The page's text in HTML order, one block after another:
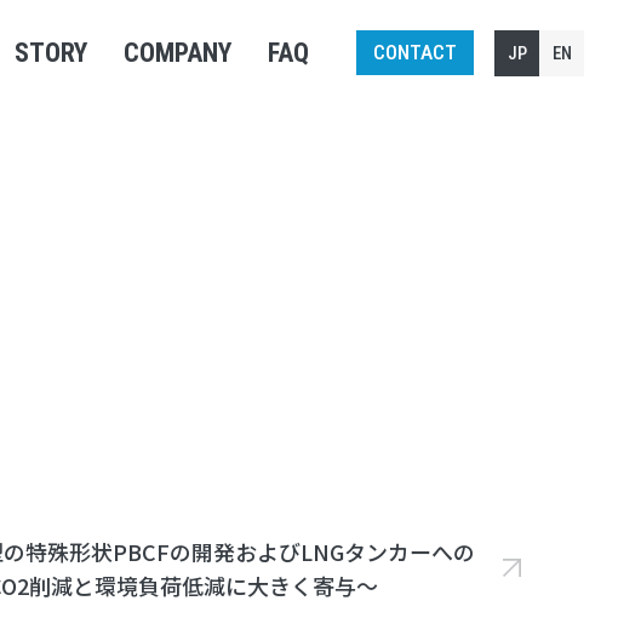
STORY COMPANY FAQ CONTACT JP EN
特殊形状PBCFの開発およびLNGタンカーへの
削減と環境負荷低減に大きく寄与〜